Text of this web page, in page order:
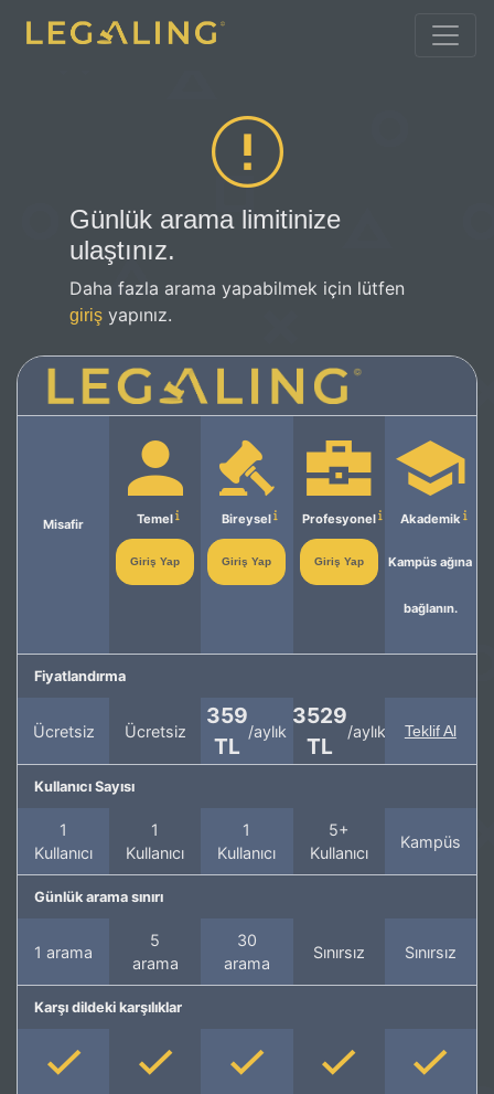
Günlük arama limitinize
ulaştınız.
Daha fazla arama yapabilmek için lütfen
giriş yapınız.
Misafir Temel
Giriş Yap
Bireysel
Giriş Yap
Profesyonel
Giriş Yap
Akademik
Kampüs ağına
bağlanın.
Fiyatlandırma
Ücretsiz Ücretsiz
359
TL
/aylık
3529
TL
/aylık Teklif Al
Kullanıcı Sayısı
1
Kullanıcı
1
Kullanıcı
1
Kullanıcı
5+
Kullanıcı
Kampüs
Günlük arama sınırı
1 arama
5
arama
30
arama
Sınırsız Sınırsız
Karşı dildeki karşılıklar